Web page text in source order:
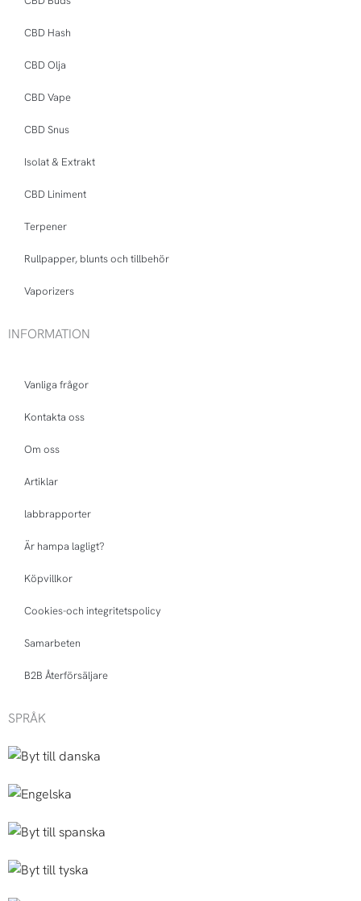
CBD Hash
CBD Olja
CBD Vape
CBD Snus
Isolat & Extrakt
CBD Liniment
Terpener
Rullpapper, blunts och tillbehör
Vaporizers
INFORMATION
Vanliga frågor
Kontakta oss
Om oss
Artiklar
labbrapporter
Är hampa lagligt?
Köpvillkor
Cookies-och integritetspolicy
Samarbeten
B2B Återförsäljare
SPRÅK